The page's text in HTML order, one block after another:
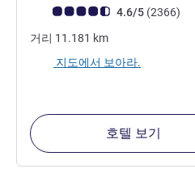
고객 평점 (ALL 평가)
4.6/5 (2366리뷰
)
거리 11.181 km
지도에서 보아라.
호텔 보기